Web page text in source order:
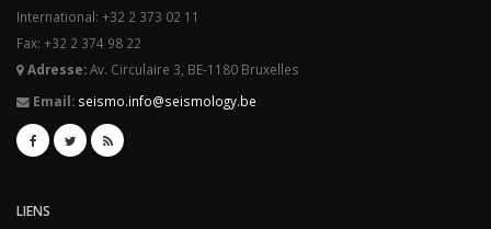
International: +32 2 373 02 11
Fax: +32 2 374 98 22
Adresse:Av. Circulaire 3, BE-1180 Bruxelles
Email: seismo.info@seismology.be
LIENS